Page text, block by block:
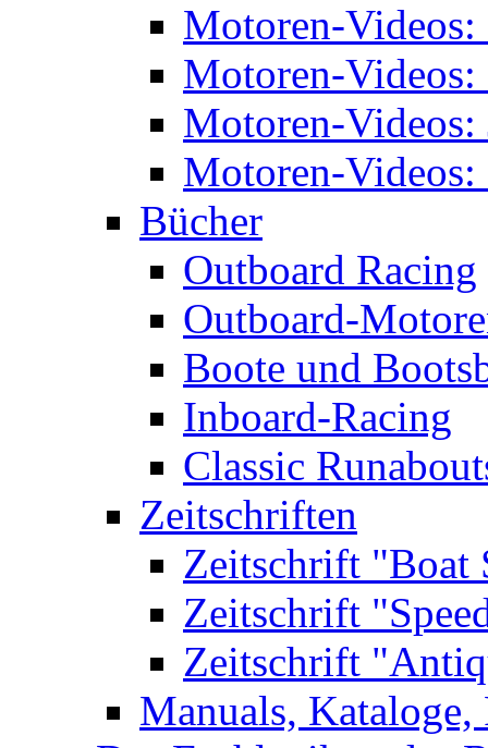
Motoren-
Motoren-
Motoren-Videos:
Motoren-Videos:
Bücher
Outboard Racing
Outboard-
Boote und
Inboard-Racing
Classic
Zeitschriften
Zeitschrift "Boat
Zeitschrift
Zeitschrift
Manuals, Kataloge,